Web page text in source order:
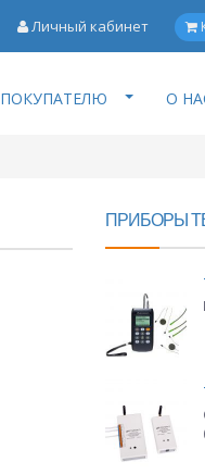
Личный кабинет
ПОКУПАТЕЛЮ О
ПРИБОРЫ